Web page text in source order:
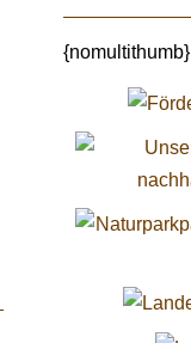
{nomultithumb}